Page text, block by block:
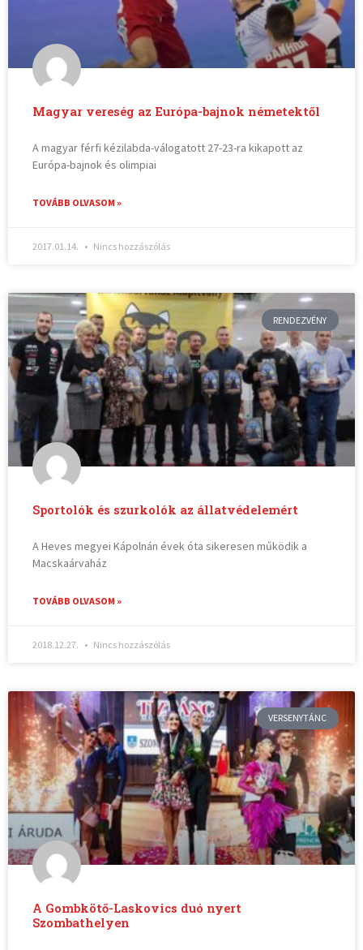
Magyar vereség az Európa-bajnok németektől
A magyar férfi kézilabda-válogatott 27-23-ra kikapott az
Európa-bajnok és olimpiai
TOVÁBB OLVASOM »
2017.01.14. Nincs hozzászólás
RENDEZVÉNY
Sportolók és szurkolók az állatvédelemért
A Heves megyei Kápolnán évek óta sikeresen működik a
Macskaárvaház
TOVÁBB OLVASOM »
2018.12.27. Nincs hozzászólás
VERSENYTÁNC
A Gombkötő-Laskovics duó nyert
Szombathelyen